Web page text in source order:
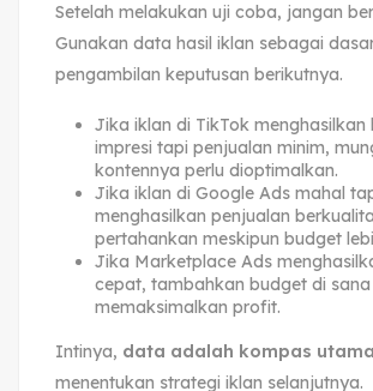
Setelah melakukan uji coba, jangan
Gunakan data hasil iklan sebagai
pengambilan keputusan berikutnya.
Jika iklan di TikTok menghasilkan
impresi tapi penjualan minim,
kontennya perlu dioptimalkan.
Jika iklan di Google Ads mahal
menghasilkan penjualan
pertahankan meskipun budget
Jika Marketplace Ads
cepat, tambahkan budget di
memaksimalkan profit.
Intinya, data adalah kompas utama
menentukan strategi iklan selanjutnya.